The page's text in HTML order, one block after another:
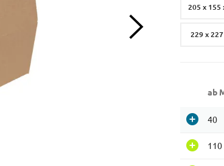
205 x 155
229 x
ab
40
110